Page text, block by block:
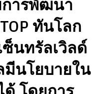
การพัฒนา
ทันโลก
นทรัลเวิลด์
มีนโยบายใน